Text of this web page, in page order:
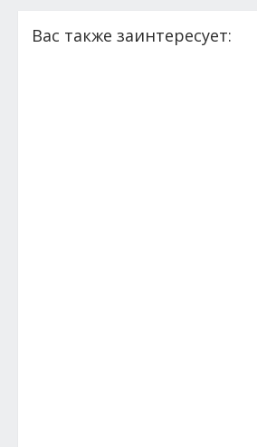
Вас также заинтересует: